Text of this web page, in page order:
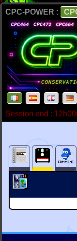
CPC-POWER :
Session end :